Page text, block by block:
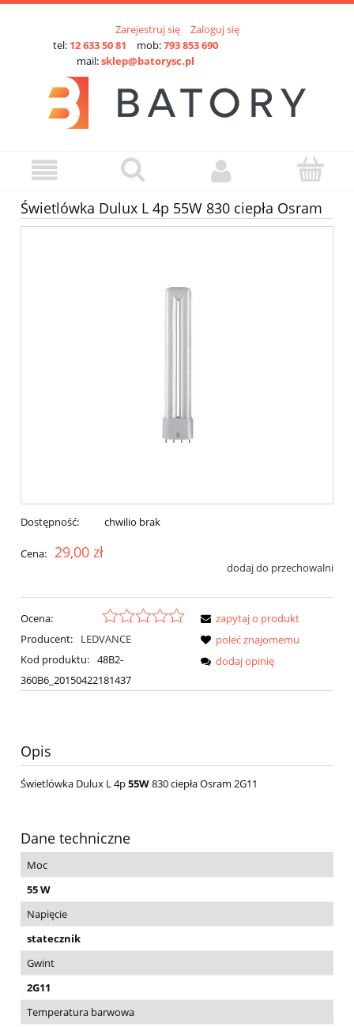
Zarejestruj się
Zaloguj się
tel: 12 633 50 81 mob:793 853 690
mail:sklep@batorysc.pl
Świetlówka Dulux L 4p 55W 830 ciepła Osram
Dostępność: chwilio brak
Cena: 29,00 zł
dodaj do przechowalni
Ocena:
Producent:
LEDVANCE
Kod produktu: 48B2-
360B6_20150422181437
zapytaj o produkt
poleć znajomemu
dodaj opinię
Opis
Świetlówka Dulux L 4p55W830 ciepła Osram 2G11
Dane techniczne
Moc
55 W
Napięcie
statecznik
Gwint
2G11
Temperatura barwowa